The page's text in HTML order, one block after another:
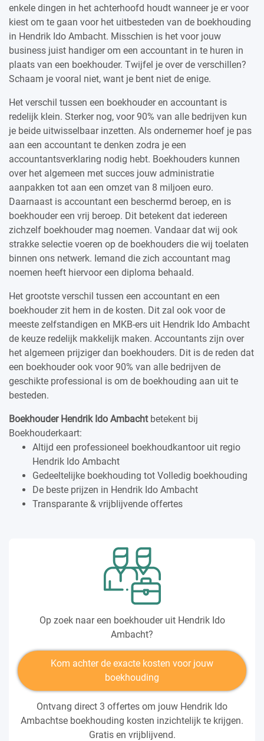
enkele dingen in het achterhoofd houdt wanneer je er voor
kiest om te gaan voor het uitbesteden van de boekhouding
in Hendrik Ido Ambacht. Misschien is het voor jouw
business juist handiger om een accountant in te huren in
plaats van een boekhouder. Twijfel je over de verschillen?
Schaam je vooral niet, want je bent niet de enige.
Het verschil tussen een boekhouder en accountant is
redelijk klein. Sterker nog, voor 90% van alle bedrijven kun
je beide uitwisselbaar inzetten. Als ondernemer hoef je pas
aan een accountant te denken zodra je een
accountantsverklaring nodig hebt. Boekhouders kunnen
over het algemeen met succes jouw administratie
aanpakken tot aan een omzet van 8 miljoen euro.
Daarnaast is accountant een beschermd beroep, en is
boekhouder een vrij beroep. Dit betekent dat iedereen
zichzelf boekhouder mag noemen. Vandaar dat wij ook
strakke selectie voeren op de boekhouders die wij toelaten
binnen ons netwerk. Iemand die zich accountant mag
noemen heeft hiervoor een diploma behaald.
Het grootste verschil tussen een accountant en een
boekhouder zit hem in de kosten. Dit zal ook voor de
meeste zelfstandigen en MKB-ers uit Hendrik Ido Ambacht
de keuze redelijk makkelijk maken. Accountants zijn over
het algemeen prijziger dan boekhouders. Dit is de reden dat
een boekhouder ook voor 90% van alle bedrijven de
geschikte professional is om de boekhouding aan uit te
besteden.
Boekhouder Hendrik Ido Ambachtbetekent bij
Boekhouderkaart:
Altijd een professioneel boekhoudkantoor uit regio
Hendrik Ido Ambacht
Gedeeltelijke boekhouding tot Volledig boekhouding
De beste prijzen in Hendrik Ido Ambacht
Transparante & vrijblijvende offertes
Op zoek naar een boekhouder uit Hendrik Ido
Ambacht?
Kom achter de exacte kosten voor jouw
boekhouding
Ontvang direct 3 offertes om jouw Hendrik Ido
Ambachtse boekhouding kosten inzichtelijk te krijgen.
Gratis en vrijblijvend.